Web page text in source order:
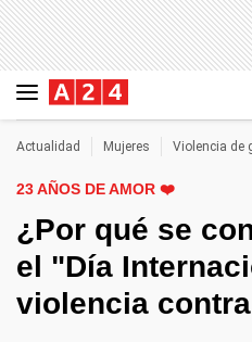
Actualidad Mujeres Violencia de
23 AÑOS DE AMOR ❤️
¿Por qué se
el "Día
violencia